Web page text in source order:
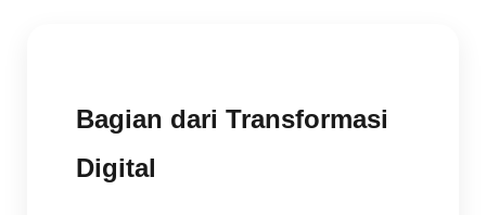
Bagian dari Transformasi
Digital